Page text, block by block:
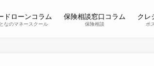
ドローンコラム
なのマネースクール
保険相談窓口コラム
保険相談
クレ
ポ